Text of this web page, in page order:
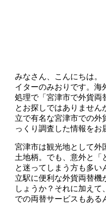
みなさん、こんにちは。
イターのみおりです。海
処理で「宮津市で外貨両
とお探しではありません
立で有名な宮津市での外
っくり調査した情報をお
宮津市は観光地として外
土地柄。でも、意外と「
と迷ってしまう方も多い
立駅に便利な外貨両替機
しょうか？それに加えて
での両替サービスもある